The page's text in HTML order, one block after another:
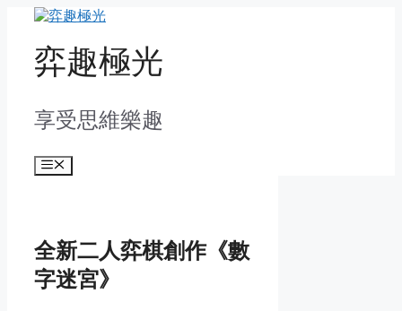
content弈趣極光
享受思維樂趣
Menu
全新二人弈棋創作《數
字迷宮》